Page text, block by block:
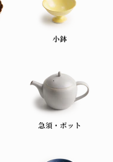
小鉢
急須・ポット